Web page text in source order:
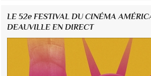
LE 52e FESTIVAL DU CINÉMA
DEAUVILLE EN DIRECT